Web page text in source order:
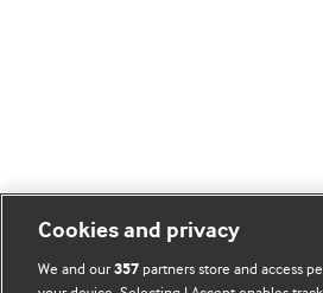
Cookies and privacy
We and our357 partners store and access